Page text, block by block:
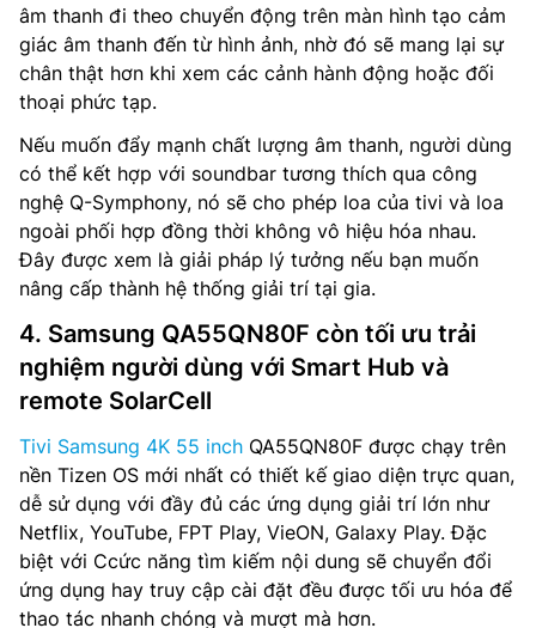
âm thanh đi theo chuyển động trên màn hình tạo cảm
giác âm thanh đến từ hình ảnh, nhờ đó sẽ mang lại sự
chân thật hơn khi xem các cảnh hành động hoặc đối
thoại phức tạp.
Nếu muốn đẩy mạnh chất lượng âm thanh, người dùng
có thể kết hợp với soundbar tương thích qua công
nghệ Q-Symphony, nó sẽ cho phép loa của tivi và loa
ngoài phối hợp đồng thời không vô hiệu hóa nhau.
Đây được xem là giải pháp lý tưởng nếu bạn muốn
nâng cấp thành hệ thống giải trí tại gia.
4. Samsung QA55QN80F còn tối ưu trải
nghiệm người dùng với Smart Hub và
remote SolarCell
Tivi Samsung 4K 55 inch QA55QN80F được chạy trên
nền Tizen OS mới nhất có thiết kế giao diện trực quan,
dễ sử dụng với đầy đủ các ứng dụng giải trí lớn như
Netflix, YouTube, FPT Play, VieON, Galaxy Play. Đặc
biệt với Ccức năng tìm kiếm nội dung sẽ chuyển đổi
ứng dụng hay truy cập cài đặt đều được tối ưu hóa để
thao tác nhanh chóng và mượt mà hơn.